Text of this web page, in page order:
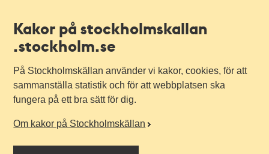
Kakor på stockholmskallan
.stockholm.se
På Stockholmskällan använder vi kakor, cookies, för att
sammanställa statistik och för att webbplatsen ska
fungera på ett bra sätt för dig.
Om kakor på Stockholmskällan